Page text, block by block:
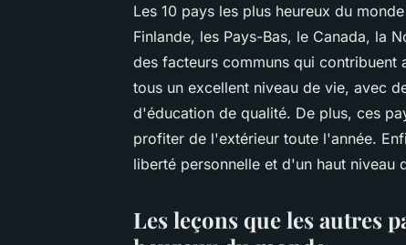
Les 10 pays les plus heureux du
Finlande, les Pays-Bas, le Canada, la
des facteurs communs qui
tous un excellent niveau de vie, avec
d'éducation de qualité. De plus, ces
profiter de l'extérieur toute l'année.
liberté personnelle et d'un haut niveau
Les leçons que les autres